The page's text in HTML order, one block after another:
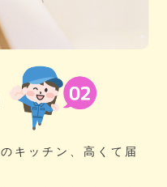
キッチン、高くて届